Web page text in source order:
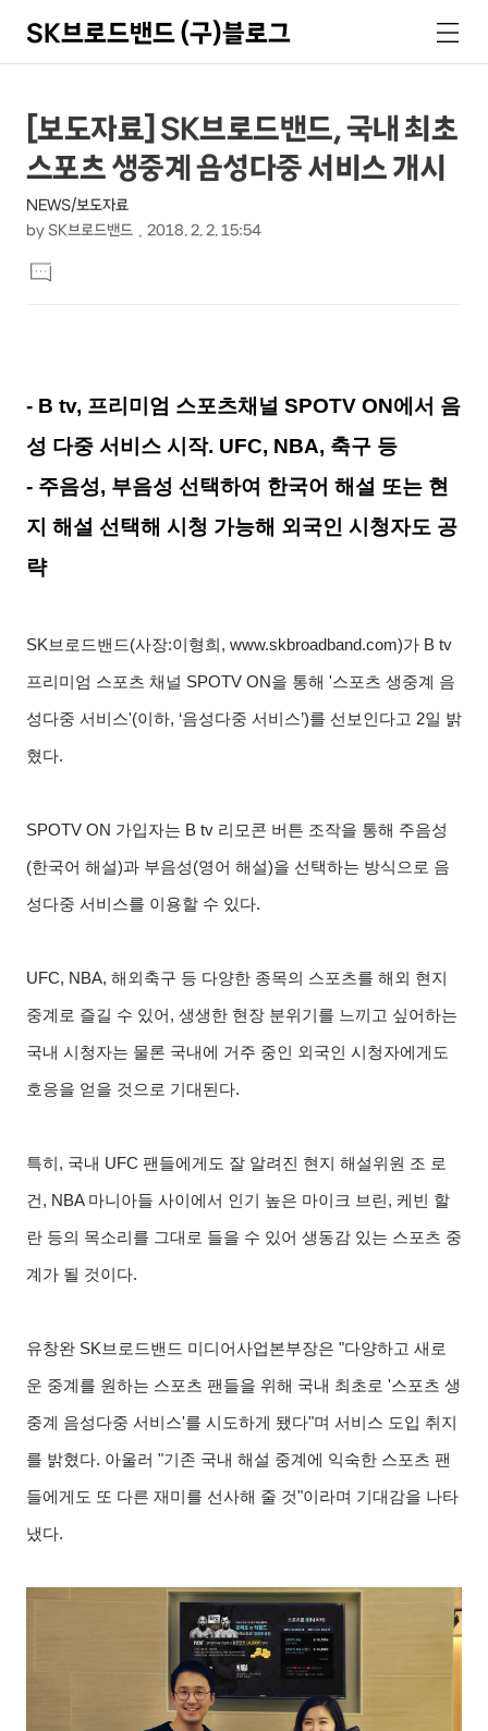
SK브로드밴드 (구)블로그
색
메
뉴
상
세
컨
텐
츠
본
문
제
목
[보도자료] SK브로드밴드, 국내 최초
스포츠 생중계 음성다중 서비스 개시
NEWS/보도자료
by SK브로드밴드 2018. 2. 2. 15:54
문
댓
글
- B tv, 프리미엄 스포츠채널 SPOTV ON에서 음
성 다중 서비스 시작. UFC, NBA, 축구 등
- 주음성, 부음성 선택하여 한국어 해설 또는 현
지 해설 선택해 시청 가능해 외국인 시청자도 공
략
SK브로드밴드(사장:이형희, www.skbroadband.com)가 B tv
프리미엄 스포츠 채널 SPOTV ON을 통해 '스포츠 생중계 음
성다중 서비스'(이하, ‘음성다중 서비스’)를 선보인다고 2일 밝
혔다.
SPOTV ON 가입자는 B tv 리모콘 버튼 조작을 통해 주음성
(한국어 해설)과 부음성(영어 해설)을 선택하는 방식으로 음
성다중 서비스를 이용할 수 있다.
UFC, NBA, 해외축구 등 다양한 종목의 스포츠를 해외 현지
중계로 즐길 수 있어, 생생한 현장 분위기를 느끼고 싶어하는
국내 시청자는 물론 국내에 거주 중인 외국인 시청자에게도
호응을 얻을 것으로 기대된다.
특히, 국내 UFC 팬들에게도 잘 알려진 현지 해설위원 조 로
건, NBA 마니아들 사이에서 인기 높은 마이크 브린, 케빈 할
란 등의 목소리를 그대로 들을 수 있어 생동감 있는 스포츠 중
계가 될 것이다.
유창완 SK브로드밴드 미디어사업본부장은 "다양하고 새로
운 중계를 원하는 스포츠 팬들을 위해 국내 최초로 '스포츠 생
중계 음성다중 서비스'를 시도하게 됐다"며 서비스 도입 취지
를 밝혔다. 아울러 "기존 국내 해설 중계에 익숙한 스포츠 팬
들에게도 또 다른 재미를 선사해 줄 것"이라며 기대감을 나타
냈다.